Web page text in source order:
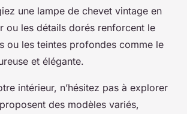
une lampe de chevet vintage en
ou les détails dorés renforcent le
ou les teintes profondes comme le
et élégante.
intérieur, n’hésitez pas à explorer
des modèles variés,